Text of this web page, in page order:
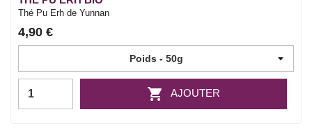
Thé Pu Erh de Yunnan
4,90 €
 AJOUTER